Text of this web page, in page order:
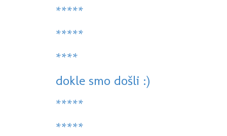
*****
*****
****
dokle smo došli :)
*****
*****